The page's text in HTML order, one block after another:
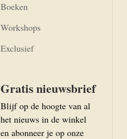
Boeken
Workshops
Exclusief
Gratis nieuwsbrief
Blijf op de hoogte van al
het nieuws in de winkel
en abonneer je op onze